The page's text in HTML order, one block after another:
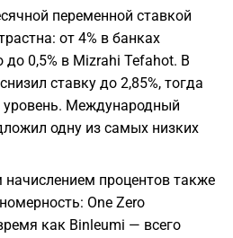
переменной ставкой
от 4% в банках
до 0,5% в Mizrahi Tefahot. В
ставку до 2,85%, тогда
уровень. Международный
одну из самых низких
процентов также
One Zero
как Binleumi — всего